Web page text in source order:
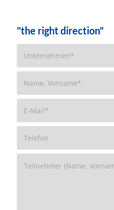
"the right direction"